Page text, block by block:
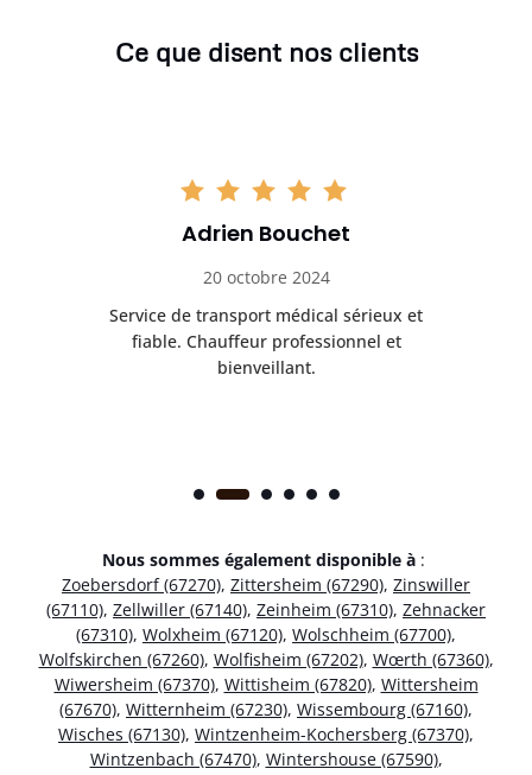
Ce que disent nos clients
Adrien Bouchet
20 octobre 2024
Service de transport médical sérieux et
fiable. Chauffeur professionnel et
bienveillant.
Nous sommes également disponible à :
Zoebersdorf (67270), Zittersheim (67290), Zinswiller
(67110), Zellwiller (67140), Zeinheim (67310), Zehnacker
(67310), Wolxheim (67120), Wolschheim (67700),
Wolfskirchen (67260), Wolfisheim (67202), Wœrth (67360),
Wiwersheim (67370), Wittisheim (67820), Wittersheim
(67670), Witternheim (67230), Wissembourg (67160),
Wisches (67130), Wintzenheim-Kochersberg (67370),
Wintzenbach (67470), Wintershouse (67590),